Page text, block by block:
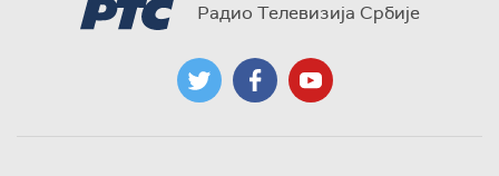
Радио Телевизија Србије